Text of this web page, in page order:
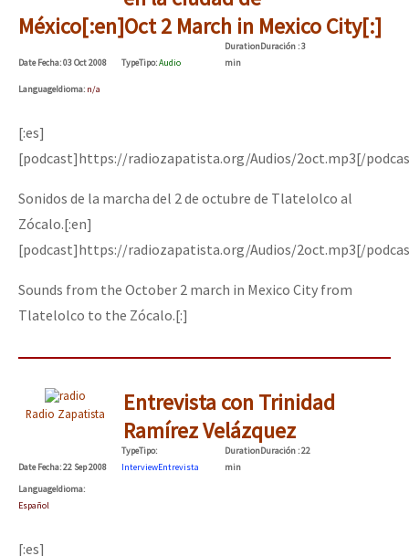
México[:en]Oct 2 March in Mexico City[:]
DateFecha: 03 Oct 2008 TypeTipo:Audio
DurationDuración: 3
min
LanguageIdioma: n/a
[:es]
[podcast]https://radiozapatista.org/Audios/2oct.mp3[/
Sonidos de la marcha del 2 de octubre de Tlatelolco al
Zócalo.[:en]
[podcast]https://radiozapatista.org/Audios/2oct.mp3[/
Sounds from the October 2 march in Mexico City from
Tlatelolco to the Zócalo.[:]
Radio Zapatista
Entrevista con Trinidad
Ramírez Velázquez
DateFecha: 22 Sep 2008
TypeTipo:
InterviewEntrevista
DurationDuración: 22
min
LanguageIdioma:
Español
[:es]